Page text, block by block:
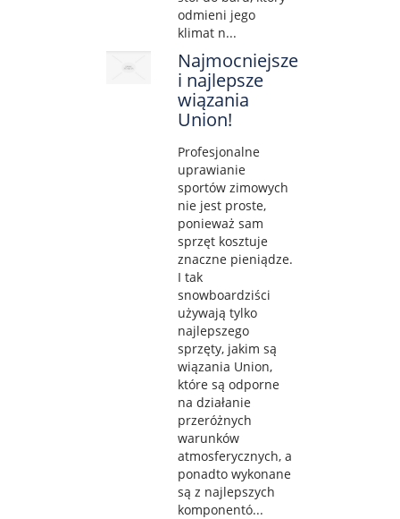
odmieni jego
klimat n...
Najmocniejsze
i najlepsze
wiązania
Union!
Profesjonalne
uprawianie
sportów zimowych
nie jest proste,
ponieważ sam
sprzęt kosztuje
znaczne pieniądze.
I tak
snowboardziści
używają tylko
najlepszego
sprzęty, jakim są
wiązania Union,
które są odporne
na działanie
przeróżnych
warunków
atmosferycznych, a
ponadto wykonane
są z najlepszych
komponentó...